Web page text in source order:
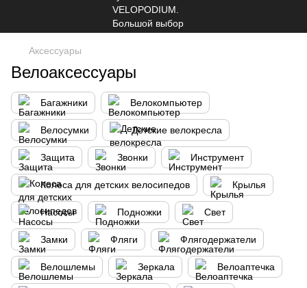
Аксессуары
Велоаксессуары
Багажники Велокомпьютер
Велосумки Детские велокресла
Защита Звонки Инструмент
Колеса для детских велосипедов Крылья
Насосы Подножки Свет
Замки Фляги Флягодержатели
Велошлемы Зеркала Велоаптечка